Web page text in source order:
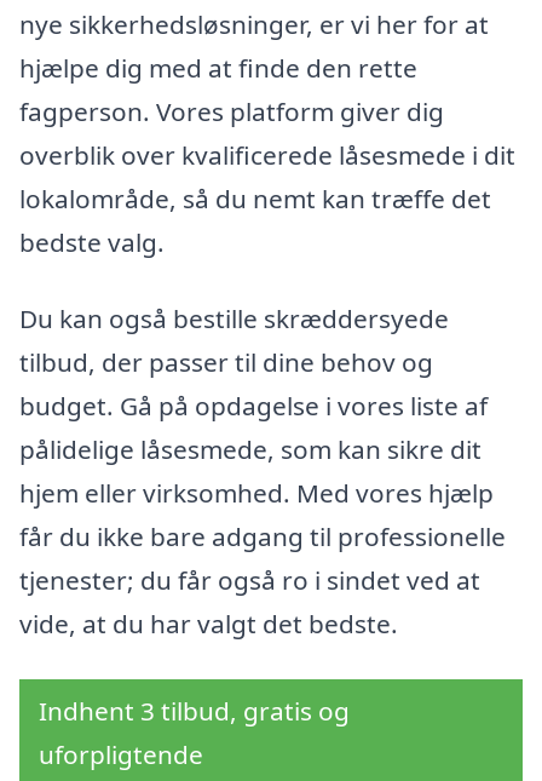
nye sikkerhedsløsninger, er vi her for at
hjælpe dig med at finde den rette
fagperson. Vores platform giver dig
overblik over kvalificerede låsesmede i dit
lokalområde, så du nemt kan træffe det
bedste valg.
Du kan også bestille skræddersyede
tilbud, der passer til dine behov og
budget. Gå på opdagelse i vores liste af
pålidelige låsesmede, som kan sikre dit
hjem eller virksomhed. Med vores hjælp
får du ikke bare adgang til professionelle
tjenester; du får også ro i sindet ved at
vide, at du har valgt det bedste.
Indhent 3 tilbud, gratis og
uforpligtende